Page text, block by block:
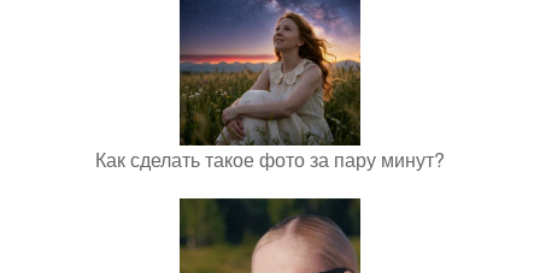
Как сделать такое фото за пару минут?